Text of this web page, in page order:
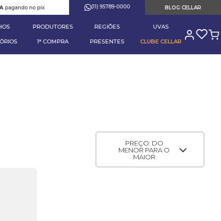
pagando no pix (11) 95789-0000 BLOG CELLAR
PRODUTORES REGIÕES UVAS
1ª COMPRA PRESENTES CLUBE CELLAR
PREÇO: DO
MENOR PARA O
MAIOR